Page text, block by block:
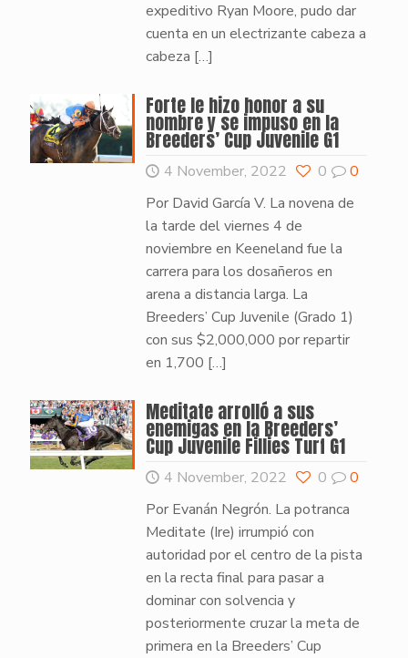
expeditivo Ryan Moore, pudo dar
cuenta en un electrizante cabeza a
cabeza […]
Forte le hizo honor a su
nombre y se impuso en la
Breeders’ Cup Juvenile G1
4 November, 2022 0
0
Por David García V. La novena de
la tarde del viernes 4 de
noviembre en Keeneland fue la
carrera para los dosañeros en
arena a distancia larga. La
Breeders’ Cup Juvenile (Grado 1)
con sus $2,000,000 por repartir
en 1,700 […]
Meditate arrolló a sus
enemigas en la Breeders’
Cup Juvenile Fillies Turf G1
4 November, 2022 0
0
Por Evanán Negrón. La potranca
Meditate (Ire) irrumpió con
autoridad por el centro de la pista
en la recta final para pasar a
dominar con solvencia y
posteriormente cruzar la meta de
primera en la Breeders’ Cup